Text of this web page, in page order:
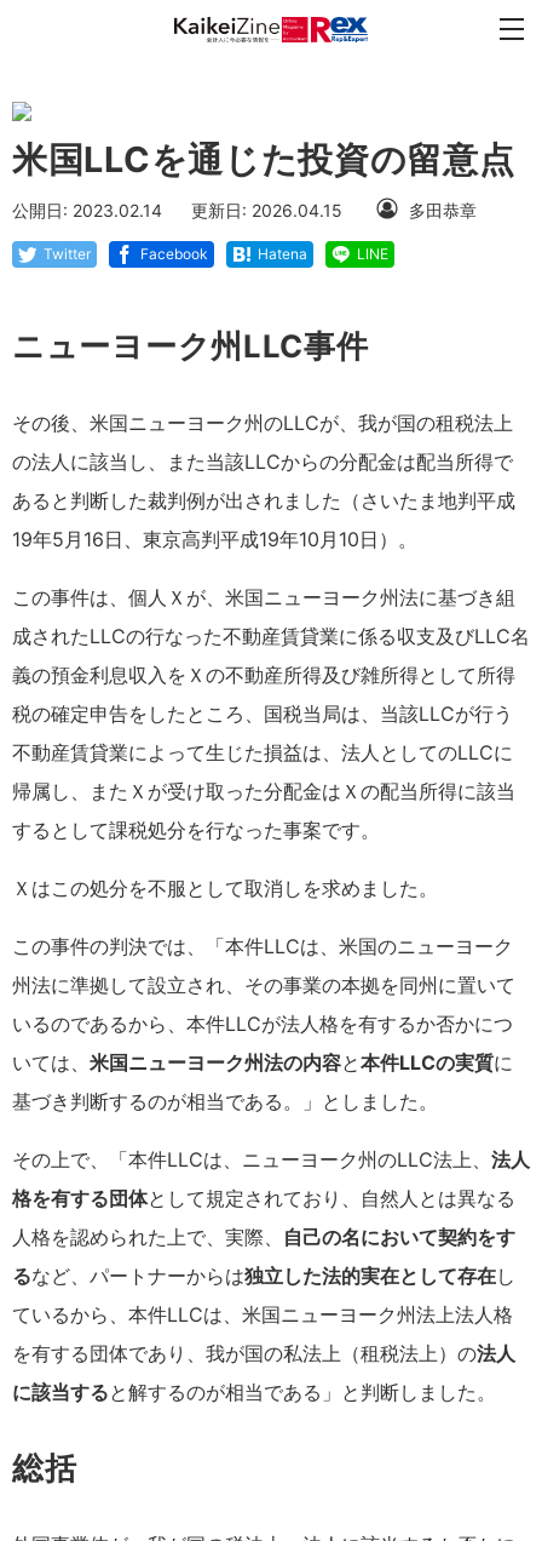
米国LLCを通じた投資の留意点
公開日: 2023.02.14 更新日: 2026.04.15 多田恭章
Twitter Facebook Hatena LINE
ニューヨーク州LLC事件
その後、米国ニューヨーク州のLLCが、我が国の租税法上
の法人に該当し、また当該LLCからの分配金は配当所得で
あると判断した裁判例が出されました（さいたま地判平成
19年5月16日、東京高判平成19年10月10日）。
この事件は、個人Ｘが、米国ニューヨーク州法に基づき組
成されたLLCの行なった不動産賃貸業に係る収支及びLLC名
義の預金利息収入をＸの不動産所得及び雑所得として所得
税の確定申告をしたところ、国税当局は、当該LLCが行う
不動産賃貸業によって生じた損益は、法人としてのLLCに
帰属し、またＸが受け取った分配金はＸの配当所得に該当
するとして課税処分を行なった事案です。
Ｘはこの処分を不服として取消しを求めました。
この事件の判決では、「本件LLCは、米国のニューヨーク
州法に準拠して設立され、その事業の本拠を同州に置いて
いるのであるから、本件LLCが法人格を有するか否かにつ
いては、 米国ニューヨーク州法の内容と本件LLCの実質に
基づき判断するのが相当である。」としました。
その上で、「本件LLCは、ニューヨーク州のLLC法上、 法人
格を有する団体として規定されており、自然人とは異なる
人格を認められた上で、実際、 自己の名において契約をす
るなど、パートナーからは独立した法的実在として存在し
ているから、本件LLCは、米国ニューヨーク州法上法人格
を有する団体であり、我が国の私法上（租税法上）の法人
に該当すると解するのが相当である」と判断しました。
総括